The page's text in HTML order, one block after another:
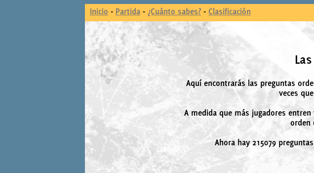
Inicio - Partida - ¿Cuánto sabes? - Clasificación
Aquí encontrarás las preguntas
veces
A medida que más jugadores
orden
Ahora hay 215079